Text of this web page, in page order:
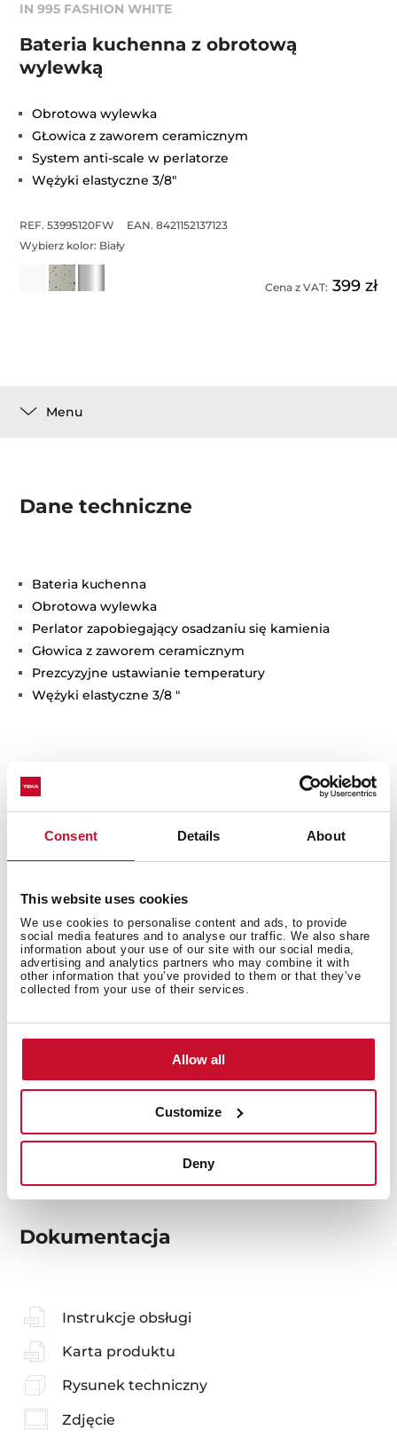
Consent Details About
This website uses cookies
We use cookies to personalise content and ads, to provide
social media features and to analyse our traffic. We also share
information about your use of our site with our social media,
advertising and analytics partners who may combine it with
other information that you’ve provided to them or that they’ve
collected from your use of their services.
Allow all
Customize
Deny
IN 995 FASHION WHITE
Bateria kuchenna z obrotową
wylewką
Obrotowa wylewka
GŁowica z zaworem ceramicznym
System anti-scale w perlatorze
Wężyki elastyczne 3/8"
REF. 53995120FW
EAN. 8421152137123
Wybierz kolor: Biały
Cena z VAT: 399 zł
Menu
Dane techniczne
Bateria kuchenna
Obrotowa wylewka
Perlator zapobiegający osadzaniu się kamienia
Głowica z zaworem ceramicznym
Prezcyzyjne ustawianie temperatury
Wężyki elastyczne 3/8 "
Wymiary wewnętrzne
Wymiary zewnętrzne
Funkcjonalność
Dokumentacja
Instrukcje obsługi
Karta produktu
Rysunek techniczny
Zdjęcie